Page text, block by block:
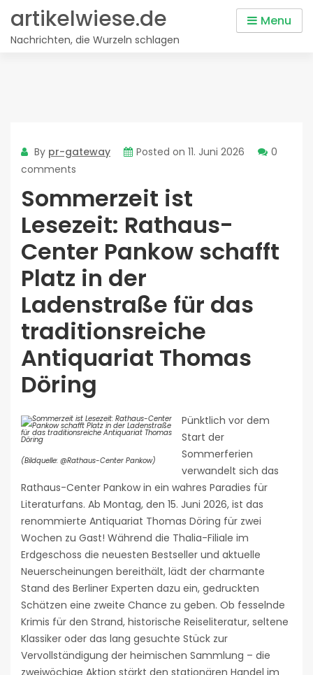
content
artikelwiese.de
Nachrichten, die Wurzeln schlagen
Menu
By pr-gateway Posted on 11. Juni 2026
0
comments
Sommerzeit ist
Lesezeit: Rathaus-
Center Pankow schafft
Platz in der
Ladenstraße für das
traditionsreiche
Antiquariat Thomas
Döring
(Bildquelle: @Rathaus-Center Pankow)
Pünktlich vor dem
Start der
Sommerferien
verwandelt sich das
Rathaus-Center Pankow in ein wahres Paradies für
Literaturfans. Ab Montag, den 15. Juni 2026, ist das
renommierte Antiquariat Thomas Döring für zwei
Wochen zu Gast! Während die Thalia-Filiale im
Erdgeschoss die neuesten Bestseller und aktuelle
Neuerscheinungen bereithält, lädt der charmante
Stand des Berliner Experten dazu ein, gedruckten
Schätzen eine zweite Chance zu geben. Ob fesselnde
Krimis für den Strand, historische Reiseliteratur, seltene
Klassiker oder das lang gesuchte Stück zur
Vervollständigung der heimischen Sammlung – die
zweiwöchige Aktion stärkt den stationären Handel im